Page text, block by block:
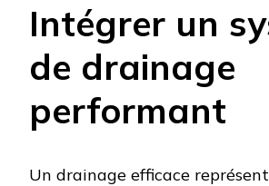
Intégrer un
de drainage
performant
Un drainage efficace